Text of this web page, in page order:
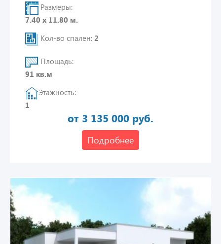
Размеры:
7.40 х 11.80 м.
Кол-во спален: 2
Площадь:
91 кв.м
Этажность:
1
от 3 135 000 руб.
Подробнее